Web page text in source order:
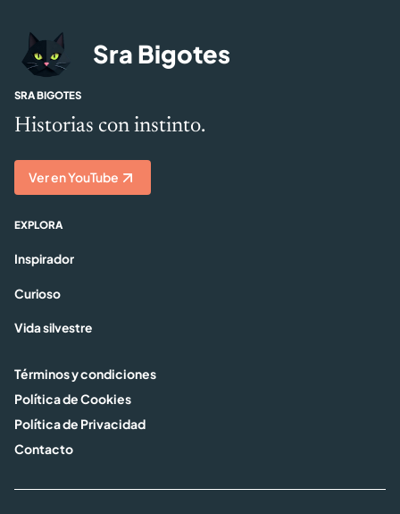
Sra Bigotes
SRA BIGOTES
Historias con instinto.
Ver en YouTube
EXPLORA
Inspirador
Curioso
Vida silvestre
Términos y condiciones
Política de Cookies
Política de Privacidad
Contacto